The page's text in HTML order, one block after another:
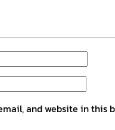
and website in this